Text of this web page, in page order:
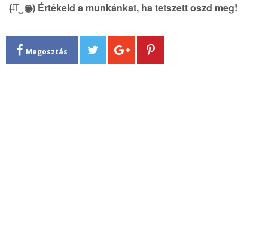
(̶◉͛‿◉̶) Értékeld a munkánkat, ha tetszett oszd meg!
Megosztás